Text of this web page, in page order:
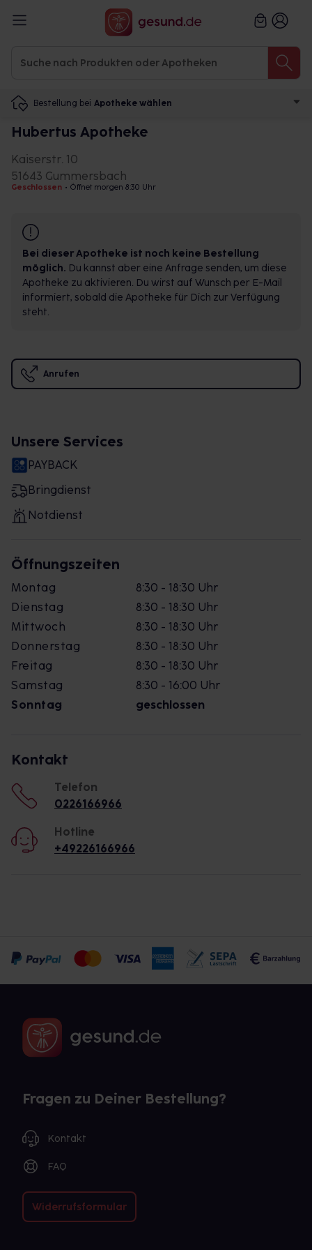
Bestellung bei Apotheke wählen
Hubertus Apotheke
Kaiserstr. 10
51643 Gummersbach
Geschlossen • Öffnet morgen 8:30 Uhr
Bei dieser Apotheke ist noch keine Bestellung
möglich. Du kannst aber eine Anfrage senden, um diese
Apotheke zu aktivieren. Du wirst auf Wunsch per E-Mail
informiert, sobald die Apotheke für Dich zur Verfügung
steht.
Anrufen
Unsere Services
PAYBACK
Bringdienst
Notdienst
Öffnungszeiten
Montag
8:30 - 18:30 Uhr
Dienstag
8:30 - 18:30 Uhr
Mittwoch
8:30 - 18:30 Uhr
Donnerstag
8:30 - 18:30 Uhr
Freitag
8:30 - 18:30 Uhr
Samstag
8:30 - 16:00 Uhr
Sonntag
geschlossen
Kontakt
Telefon
0226166966
Hotline
+49226166966
Fragen zu Deiner Bestellung?
Kontakt
FAQ
Widerrufsformular